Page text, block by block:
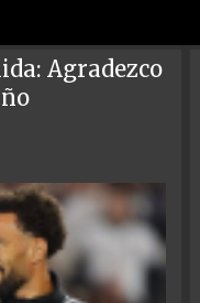
Agradezco